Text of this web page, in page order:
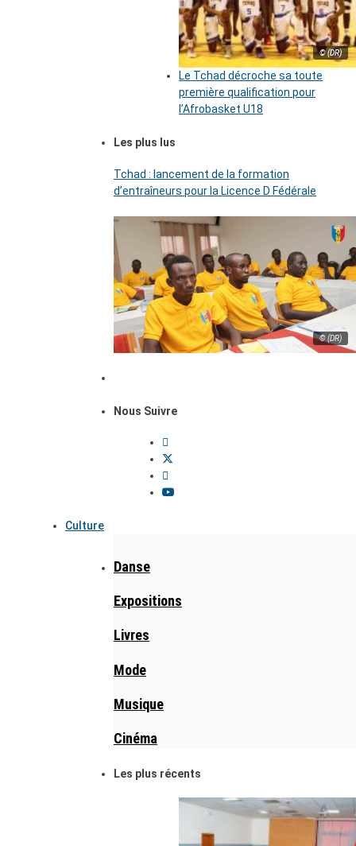
© (DR)
Le Tchad décroche sa toute
première qualification pour
l’Afrobasket U18
Les plus lus
Tchad : lancement de la formation
d’entraîneurs pour la Licence D Fédérale
© (DR)
Nous Suivre
Culture
Danse
Expositions
Livres
Mode
Musique
Cinéma
Les plus récents